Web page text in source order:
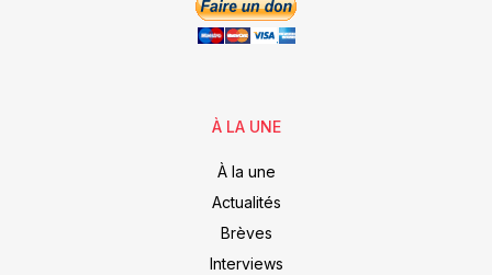
À LA UNE
À la une
Actualités
Brèves
Interviews